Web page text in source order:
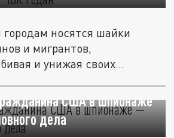
носятся шайки
и мигрантов,
и унижая своих...
США в шпионаже
дела